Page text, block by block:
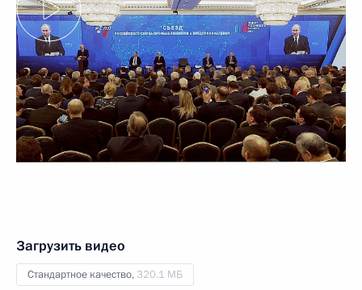
Загрузить видео
Стандартное качество, 320.1 МБ